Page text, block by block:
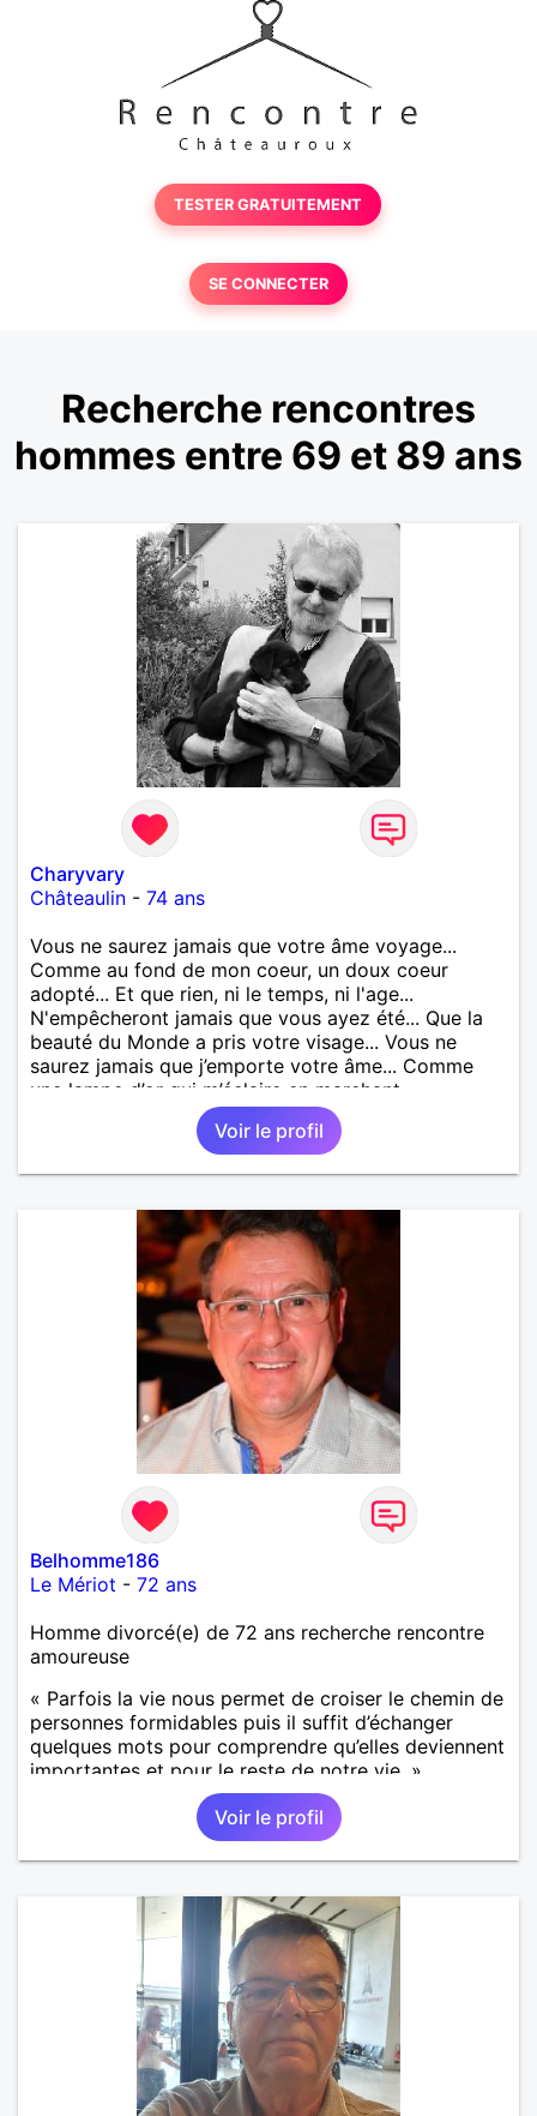
TESTER GRATUITEMENT
SE CONNECTER
Recherche rencontres
hommes entre 69 et 89 ans
Charyvary
Châteaulin - 74 ans
Vous ne saurez jamais que votre âme voyage...
Comme au fond de mon coeur, un doux coeur
adopté... Et que rien, ni le temps, ni l'age...
N'empêcheront jamais que vous ayez été... Que la
beauté du Monde a pris votre visage... Vous ne
saurez jamais que j’emporte votre âme... Comme
une lampe d’or qui m’éclaire en marchant...
Voir le profil
Belhomme186
Le Mériot - 72 ans
Homme divorcé(e) de 72 ans recherche rencontre
amoureuse
« Parfois la vie nous permet de croiser le chemin de
personnes formidables puis il suffit d’échanger
quelques mots pour comprendre qu’elles deviennent
importantes et pour le reste de notre vie. »
Voir le profil